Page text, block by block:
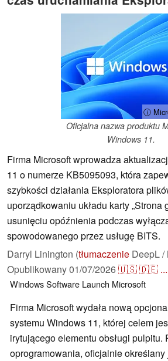
ⓘ
Oficjalna nazwa produktu
Windows 11.
Firma Microsoft wprowadza
11 o numerze KB5095093, która
szybkości działania Eksploratora
uporządkowaniu układu karty „Strona
usunięciu opóźnienia podczas
spowodowanego przez usługę BITS.
Darryl Linington (tłumaczenie DeepL /
Opublikowany01/07/2026🇺🇸🇩🇪 ...
WindowsSoftware Launch Microsoft
Firma Microsoft wydała nową
systemu Windows 11, której celem
irytującego elementu obsługi pulpitu.
oprogramowania, oficjalnie określany